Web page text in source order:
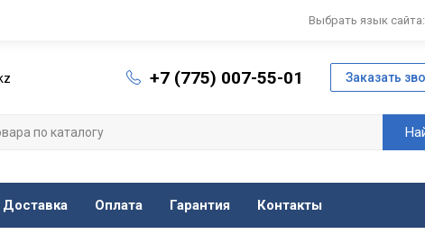
Выбрать язык сайта:
+7 (775) 007-55-01
Доставка Оплата Гарантия Контакты